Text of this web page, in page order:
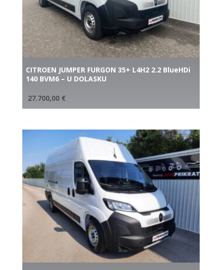
CITROEN JUMPER FURGON 35+ L4H2 2.2 BlueHDi
140 BVM6 – U DOLASKU
27.700,00 €